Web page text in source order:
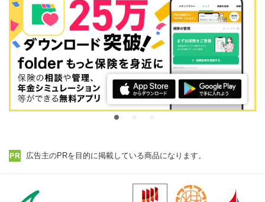
広告主のPRを目的に掲載している商品になります。